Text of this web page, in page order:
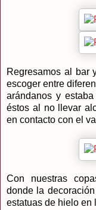
Regresamos al bar
escoger entre
arándanos y
éstos al no llevar
en contacto con el
Con nuestras
donde la
estatuas de hielo en